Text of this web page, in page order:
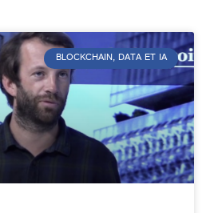
BLOCKCHAIN, DATA ET IA